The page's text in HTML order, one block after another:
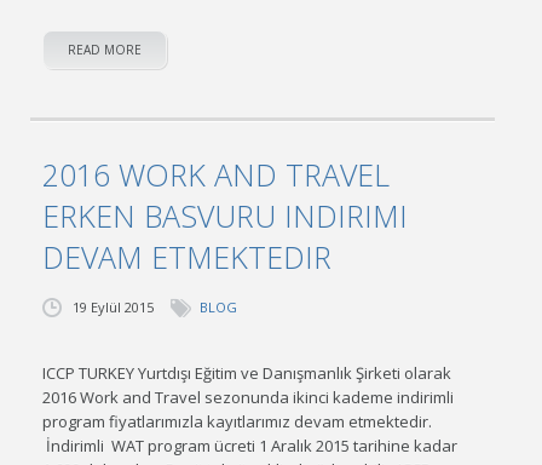
READ MORE
2016 WORK AND TRAVEL
ERKEN BASVURU INDIRIMI
DEVAM ETMEKTEDIR
19 Eylül 2015 BLOG
ICCP TURKEY Yurtdışı Eğitim ve Danışmanlık Şirketi olarak
2016 Work and Travel sezonunda ikinci kademe indirimli
program fiyatlarımızla kayıtlarımız devam etmektedir.
İndirimli WAT program ücreti 1 Aralık 2015 tarihine kadar